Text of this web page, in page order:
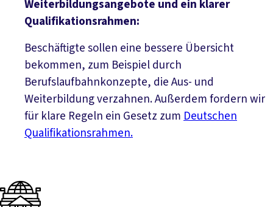
Weiterbildungsangebote und ein klarer
Qualifikationsrahmen:
Beschäftigte sollen eine bessere Übersicht
bekommen, zum Beispiel durch
Berufslaufbahnkonzepte, die Aus- und
Weiterbildung verzahnen. Außerdem fordern wir
für klare Regeln ein Gesetz zumDeutschen
Qualifikationsrahmen.